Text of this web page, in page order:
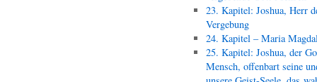
23. Kapitel: Joshua, Herr
Vergebung
24. Kapitel – Maria
25. Kapitel: Joshua, der
Mensch, offenbart seine